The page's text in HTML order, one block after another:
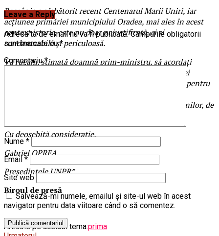
România a sărbătorit recent Centenarul Marii Uniri, iar
acțiunea primăriei municipiului Oradea, mai ales în acest
context istoric, este nu doar nejustificată, ci și
condamnabilă și periculoasă.
Vă rugăm, stimată doamnă prim-ministru, să acordați
atenția și sprijinul dumneavoatră soluționării acestei
situații și să întreprindeți orice demers este necesar pentru
neamului românesc, dar și a noastră, a tuturor românilor, de
Cu deosebită considerație,
Gabriel OPREA
Președintele UNPR”
Biroul de presă
Articole pe aceiasi tema:prima
Leave a Reply
Adresa ta de email nu va fi publicată. Câmpurile obligatorii
sunt marcate cu*
Comentariu*
Nume *
Email *
Site web
Salvează-mi numele, emailul și site-ul web în acest
navigator pentru data viitoare când o să comentez.